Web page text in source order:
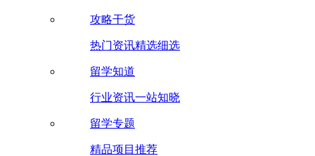
攻略干货
热门资讯精选细选
留学知道
行业资讯一站知晓
留学专题
精品项目推荐